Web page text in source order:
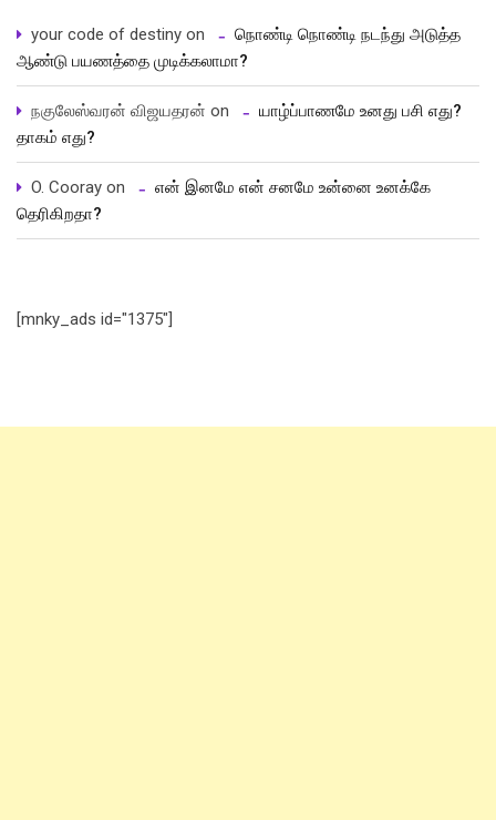
your code of destiny on
நொண்டி நொண்டி நடந்து அடுத்த
ஆண்டு பயணத்தை முடிக்கலாமா?
நகுலேஸ்வரன் விஜயதரன் on
யாழ்ப்பாணமே உனது பசி எது?
தாகம் எது?
O. Cooray on
என் இனமே என் சனமே உன்னை உனக்கே
தெரிகிறதா?
[mnky_ads id="1375"]